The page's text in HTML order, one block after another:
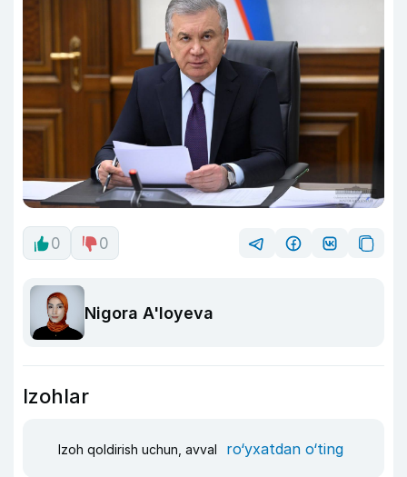
0 0
Nigora A'loyeva
Izohlar
Izoh qoldirish uchun, avval ro‘yxatdan o‘ting